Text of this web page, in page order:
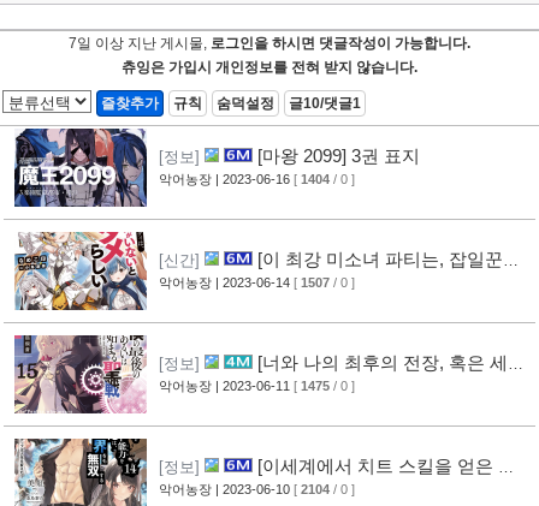
7일 이상 지난 게시물, 로그인을 하시면 댓글작성이 가능합니다.
츄잉은 가입시 개인정보를 전혀 받지 않습니다.
즐찾추가 규칙 숨덕설정 글10/댓글1
[정보] [마왕 2099] 3권 표지
악어농장 | 2023-06-16 [ 1404 / 0 ]
[신간]
[이 최강 미소녀 파티는, 잡일꾼인
내가 없으면 안 되는 것 같다] 1권 표지
악어농장 | 2023-06-14 [ 1507 / 0 ]
[정보]
[너와 나의 최후의 전장, 혹은 세계
가 시작되는 성전] 15권 표지
악어농장 | 2023-06-11 [ 1475 / 0 ]
[정보]
[이세계에서 치트 스킬을 얻은 나
는 현실 세계에서도 무쌍한다] 14권 표지
악어농장 | 2023-06-10 [ 2104 / 0 ]